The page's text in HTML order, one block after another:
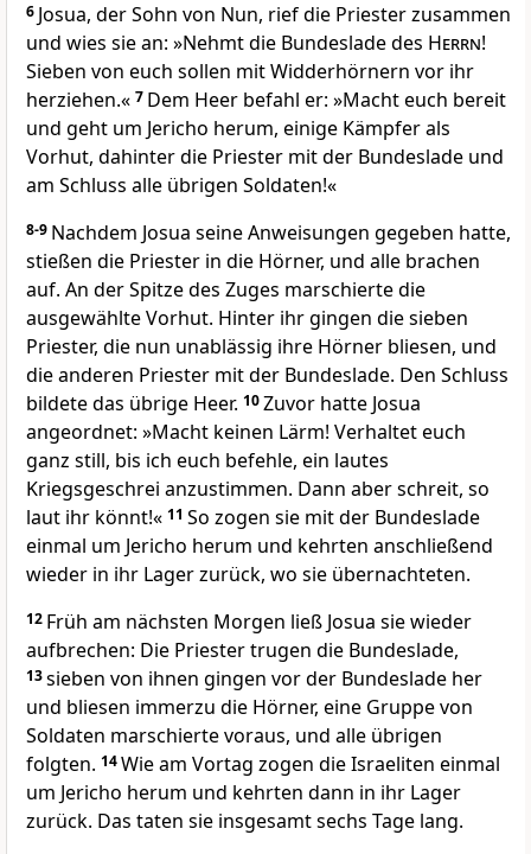
6 Josua, der Sohn von Nun, rief die Priester zusammen
und wies sie an: »Nehmt die Bundeslade des Herrn!
Sieben von euch sollen mit Widderhörnern vor ihr
herziehen.« 7 Dem Heer befahl er: »Macht euch bereit
und geht um Jericho herum, einige Kämpfer als
Vorhut, dahinter die Priester mit der Bundeslade und
am Schluss alle übrigen Soldaten!«
8-9 Nachdem Josua seine Anweisungen gegeben hatte,
stießen die Priester in die Hörner, und alle brachen
auf. An der Spitze des Zuges marschierte die
ausgewählte Vorhut. Hinter ihr gingen die sieben
Priester, die nun unablässig ihre Hörner bliesen, und
die anderen Priester mit der Bundeslade. Den Schluss
bildete das übrige Heer. 10Zuvor hatte Josua
angeordnet: »Macht keinen Lärm! Verhaltet euch
ganz still, bis ich euch befehle, ein lautes
Kriegsgeschrei anzustimmen. Dann aber schreit, so
laut ihr könnt!« 11 So zogen sie mit der Bundeslade
einmal um Jericho herum und kehrten anschließend
wieder in ihr Lager zurück, wo sie übernachteten.
12 Früh am nächsten Morgen ließ Josua sie wieder
aufbrechen: Die Priester trugen die Bundeslade,
13sieben von ihnen gingen vor der Bundeslade her
und bliesen immerzu die Hörner, eine Gruppe von
Soldaten marschierte voraus, und alle übrigen
folgten. 14Wie am Vortag zogen die Israeliten einmal
um Jericho herum und kehrten dann in ihr Lager
zurück. Das taten sie insgesamt sechs Tage lang.